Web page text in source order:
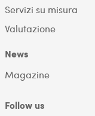
Servizi su misura
Valutazione
News
Magazine
Follow us